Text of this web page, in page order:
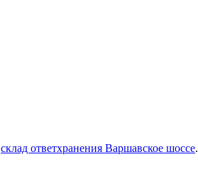
склад ответхранения Варшавское шоссе.